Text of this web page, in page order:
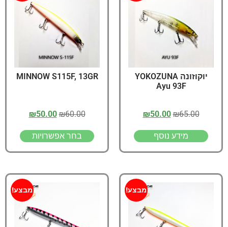
יוקוזונה YOKOZUNA
Ayu 93F
₪65.00
₪50.00
מידע נוסף
MINNOW S115F, 13GR
₪60.00
₪50.00
בחר אפשרויות
מבצע! מבצע!